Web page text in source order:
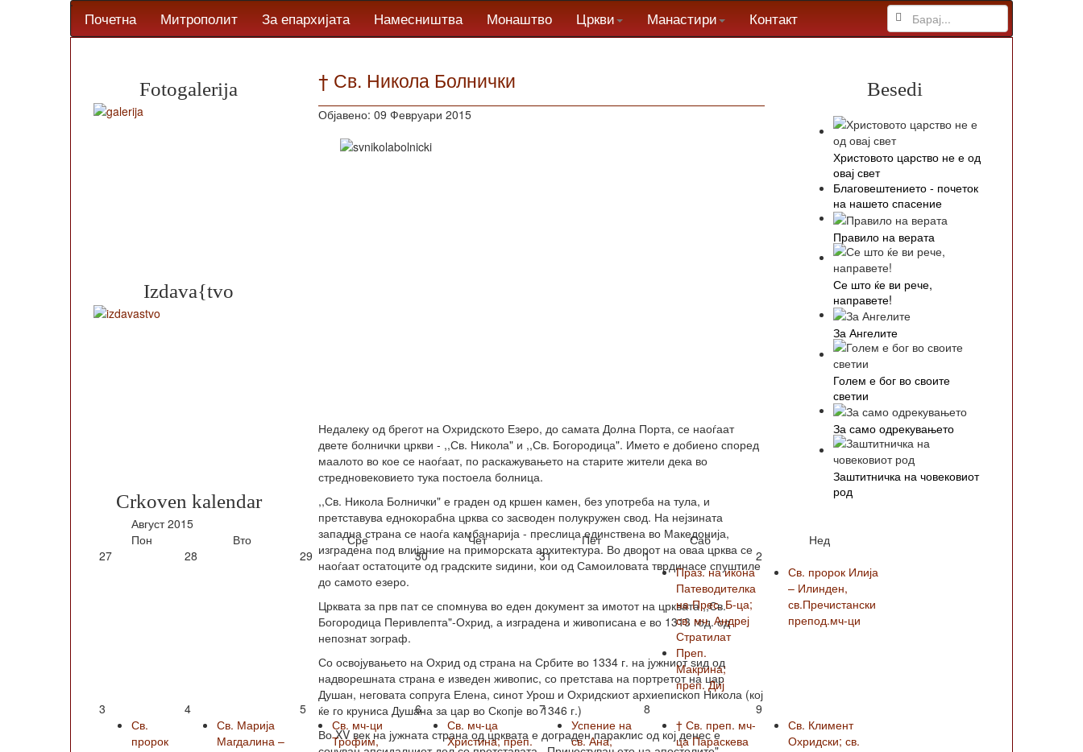
Почетна Митрополит За епархијата Намесништва Монаштво Цркви Манастири Контакт
† Св. Никола Болнички
Објавено: 09 Февруари 2015
Недалеку од брегот на Охридското Езеро, до самата Долна Порта, се наоѓаат
двете болнички цркви - ,,Св. Никола" и ,,Св. Богородица". Името е добиено според
маалото во кое се наоѓаат, по раскажувањето на старите жители дека во
стредновековието тука постоела болница.
,,Св. Никола Болнички" е граден од кршен камен, без употреба на тула, и
претставува еднокорабна црква со засводен полукружен свод. На нејзината
западна страна се наоѓа камбанарија - преслица единствена во Македонија,
изградена под влијание на приморската архитектура. Во дворот на оваа црква се
наоѓаат остатоците од градските ѕидини, кои од Самоиловата тврдинасе спуштиле
до самото езеро.
Црквата за прв пат се спомнува во еден документ за имотот на црквата ,,Св.
Богородица Перивлепта"-Охрид, а изградена и живописана е во 1313 год. од
непознат зограф.
Со освојувањето на Охрид од страна на Србите во 1334 г. на јужниот ѕид од
надворешната страна е изведен живопис, со претстава на портретот на цар
Душан, неговата сопруга Елена, синот Урош и Охридскиот архиепископ Никола (кој
ќе го круниса Душана за цар во Скопје во 1346 г.)
Во XV век на јужната страна од црквата е дограден параклис од кој денес е
Fotogalerija
Izdava{tvo
Crkoven kalendar
Август 2015
Пон
Вто Сре Чет Пет Саб
Нед
27
28 29 30 31
1
Праз. на икона
Патеводителка
на Прес. Б-ца;
св. мч. Андреј
Стратилат
Преп.
Макрина;
преп. Диј
2
Св. пророк Илија
– Илинден,
св.Пречистански
препод.мч-ци
3
Св.
пророк
4
Св. Марија
Магдалина –
5
Св. мч-ци
Трофим,
6
Св. мч-ца
Христина; преп.
7
Успение на
св. Ана;
8
† Св. преп. мч-
ца Параскева
9
Св. Климент
Охридски; св.
Besedi
Христовото царство не е од
овај свет
Благовештението - почеток
на нашето спасение
Правило на верата
Се што ќе ви рече,
направете!
За Ангелите
Голем е бог во своите
светии
За само одрекувањето
Заштитничка на човековиот
род